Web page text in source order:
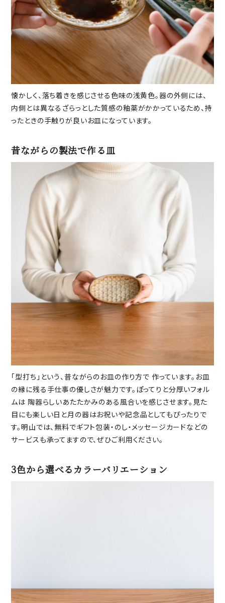
懐かしく、落ち着きを感じさせる色味の浅黄色。器の外側には、
内側とは異なるざらっとした質感の釉薬がかかっているため、持
ったときの手触りが良いお皿になっています。
昔ながらの製法で作る皿
「型打ち」という、昔ながらのお皿の作り方で 作っています。お皿
の縁に残る手仕事の優しさが魅力です。ぽってりと分厚いフォル
ムは 陶器らしいあたたかみのある風合いを感じさせます。見た
目にも楽しい日と月の器はお祝いや記念品としてもぴったりで
す。明山では、無料でギフト包装・のし・メッセージカードなどの
サービスも承ってますので、ぜひご利用ください。
3色から選べるカラーバリエーション